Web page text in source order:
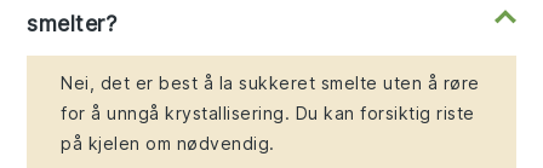
smelter?
Nei, det er best å la sukkeret smelte uten å røre
for å unngå krystallisering. Du kan forsiktig riste
på kjelen om nødvendig.